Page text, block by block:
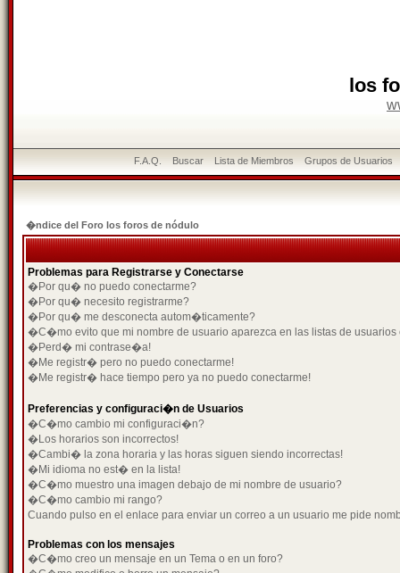
los
F.A.Q. Buscar Lista de Miembros Grupos de Usuarios
�ndice del Foro los foros de nódulo
Problemas para Registrarse y Conectarse
�Por qu� no puedo conectarme?
�Por qu� necesito registrarme?
�Por qu� me desconecta autom�ticamente?
�C�mo evito que mi nombre de usuario aparezca en las listas de usuarios
�Perd� mi contrase�a!
�Me registr� pero no puedo conectarme!
�Me registr� hace tiempo pero ya no puedo conectarme!
Preferencias y configuraci�n de Usuarios
�C�mo cambio mi configuraci�n?
�Los horarios son incorrectos!
�Cambi� la zona horaria y las horas siguen siendo incorrectas!
�Mi idioma no est� en la lista!
�C�mo muestro una imagen debajo de mi nombre de usuario?
�C�mo cambio mi rango?
Cuando pulso en el enlace para enviar un correo a un usuario me pide
Problemas con los mensajes
�C�mo creo un mensaje en un Tema o en un foro?